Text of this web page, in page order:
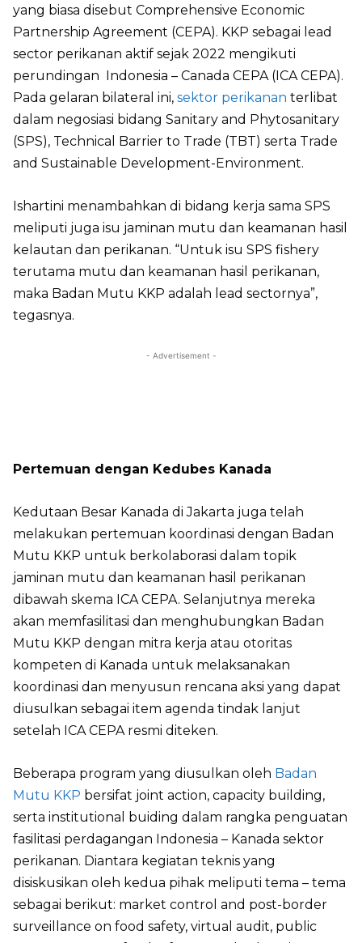
yang biasa disebut Comprehensive Economic
Partnership Agreement (CEPA). KKP sebagai lead
sector perikanan aktif sejak 2022 mengikuti
perundingan Indonesia – Canada CEPA (ICA CEPA).
Pada gelaran bilateral ini, sektor perikanan terlibat
dalam negosiasi bidang Sanitary and Phytosanitary
(SPS), Technical Barrier to Trade (TBT) serta Trade
and Sustainable Development-Environment.
Ishartini menambahkan di bidang kerja sama SPS
meliputi juga isu jaminan mutu dan keamanan hasil
kelautan dan perikanan. “Untuk isu SPS fishery
terutama mutu dan keamanan hasil perikanan,
maka Badan Mutu KKP adalah lead sectornya”,
tegasnya.
- Advertisement -
Pertemuan dengan Kedubes Kanada
Kedutaan Besar Kanada di Jakarta juga telah
melakukan pertemuan koordinasi dengan Badan
Mutu KKP untuk berkolaborasi dalam topik
jaminan mutu dan keamanan hasil perikanan
dibawah skema ICA CEPA. Selanjutnya mereka
akan memfasilitasi dan menghubungkan Badan
Mutu KKP dengan mitra kerja atau otoritas
kompeten di Kanada untuk melaksanakan
koordinasi dan menyusun rencana aksi yang dapat
diusulkan sebagai item agenda tindak lanjut
setelah ICA CEPA resmi diteken.
Beberapa program yang diusulkan oleh Badan
Mutu KKP bersifat joint action, capacity building,
serta institutional buiding dalam rangka penguatan
fasilitasi perdagangan Indonesia – Kanada sektor
perikanan. Diantara kegiatan teknis yang
disiskusikan oleh kedua pihak meliputi tema – tema
sebagai berikut: market control and post-border
surveillance on food safety, virtual audit, public